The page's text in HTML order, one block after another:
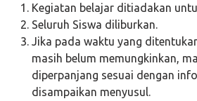
Kegiatan belajar ditiadakan
Seluruh Siswa diliburkan.
Jika pada waktu yang
masih belum memungkinkan,
diperpanjang sesuai dengan
disampaikan menyusul.